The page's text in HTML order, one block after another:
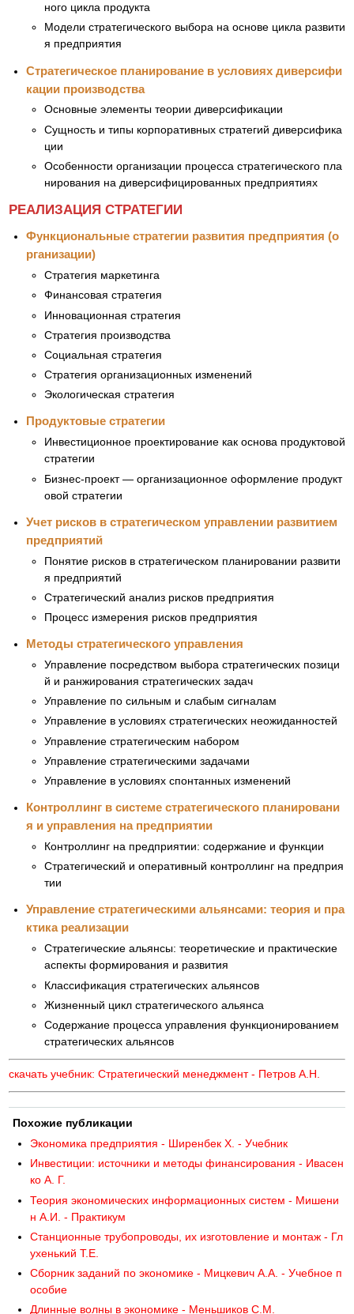
ного цикла продукта
Модели стратегического выбора на основе цикла развити
я предприятия
Стратегическое планирование в условиях диверсифи
кации производства
Основные элементы теории диверсификации
Сущность и типы корпоративных стратегий диверсифика
ции
Особенности организации процесса стратегического пла
нирования на диверсифицированных предприятиях
РЕАЛИЗАЦИЯ СТРАТЕГИИ
Функциональные стратегии развития предприятия (о
рганизации)
Стратегия маркетинга
Финансовая стратегия
Инновационная стратегия
Стратегия производства
Социальная стратегия
Стратегия организационных изменений
Экологическая стратегия
Продуктовые стратегии
Инвестиционное проектирование как основа продуктовой
стратегии
Бизнес-проект — организационное оформление продукт
овой стратегии
Учет рисков в стратегическом управлении развитием
предприятий
Понятие рисков в стратегическом планировании развити
я предприятий
Стратегический анализ рисков предприятия
Процесс измерения рисков предприятия
Методы стратегического управления
Управление посредством выбора стратегических позици
й и ранжирования стратегических задач
Управление по сильным и слабым сигналам
Управление в условиях стратегических неожиданностей
Управление стратегическим набором
Управление стратегическими задачами
Управление в условиях спонтанных изменений
Контроллинг в системе стратегического планировани
я и управления на предприятии
Контроллинг на предприятии: содержание и функции
Стратегический и оперативный контроллинг на предприя
тии
Управление стратегическими альянсами: теория и пра
ктика реализации
Стратегические альянсы: теоретические и практические
аспекты формирования и развития
Классификация стратегических альянсов
Жизненный цикл стратегического альянса
Содержание процесса управления функционированием
стратегических альянсов
скачать учебник: Стратегический менеджмент - Петров А.Н.
Похожие публикации
Экономика предприятия - Ширенбек X. - Учебник
Инвестиции: источники и методы финансирования - Ивасен
ко А. Г.
Теория экономических информационных систем - Мишени
н А.И. - Практикум
Станционные трубопроводы, их изготовление и монтаж - Гл
ухенький Т.Е.
Сборник заданий по экономике - Мицкевич А.А. - Учебное п
особие
Длинные волны в экономике - Меньшиков С.М.